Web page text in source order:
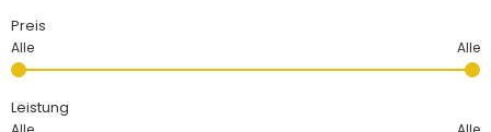
Preis
Leistung